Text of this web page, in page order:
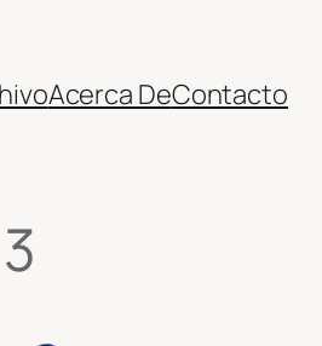
Acerca DeContacto